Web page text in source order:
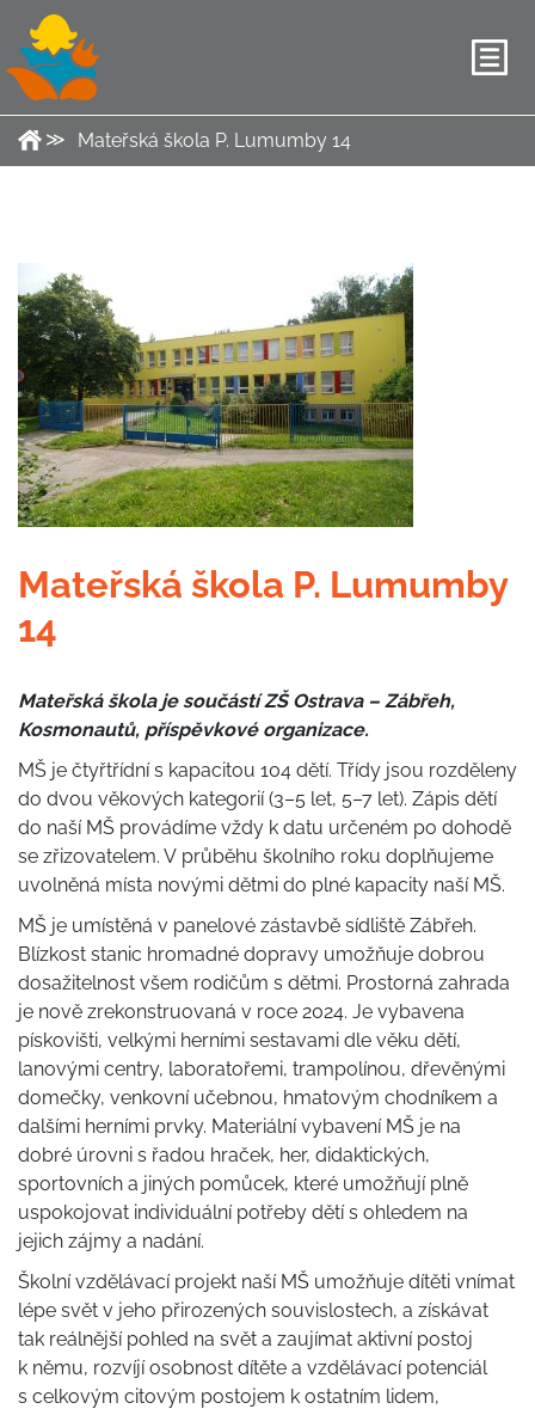
Mateřská škola P. Lumumby 14
Mateřská škola P. Lumumby
14
Mateřská škola je součástí ZŠ Ostrava – Zábřeh,
Kosmonautů, příspěvkové organizace.
MŠ je čtyřtřídní s kapacitou 104 dětí. Třídy jsou rozděleny
do dvou věkových kategorií (3–5 let, 5–7 let). Zápis dětí
do naší MŠ provádíme vždy k datu určeném po dohodě
se zřizovatelem. V průběhu školního roku doplňujeme
uvolněná místa novými dětmi do plné kapacity naší MŠ.
MŠ je umístěná v panelové zástavbě sídliště Zábřeh.
Blízkost stanic hromadné dopravy umožňuje dobrou
dosažitelnost všem rodičům s dětmi. Prostorná zahrada
je nově zrekonstruovaná v roce 2024. Je vybavena
pískovišti, velkými herními sestavami dle věku dětí,
lanovými centry, laboratořemi, trampolínou, dřevěnými
domečky, venkovní učebnou, hmatovým chodníkem a
dalšími herními prvky. Materiální vybavení MŠ je na
dobré úrovni s řadou hraček, her, didaktických,
sportovních a jiných pomůcek, které umožňují plně
uspokojovat individuální potřeby dětí s ohledem na
jejich zájmy a nadání.
Školní vzdělávací projekt naší MŠ umožňuje dítěti vnímat
lépe svět v jeho přirozených souvislostech, a získávat
tak reálnější pohled na svět a zaujímat aktivní postoj
k němu, rozvíjí osobnost dítěte a vzdělávací potenciál
s celkovým citovým postojem k ostatním lidem,